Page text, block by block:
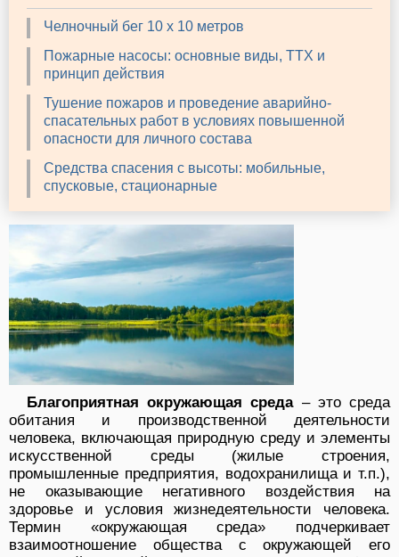
Челночный бег 10 х 10 метров
Пожарные насосы: основные виды, ТТХ и
принцип действия
Тушение пожаров и проведение аварийно-
спасательных работ в условиях повышенной
опасности для личного состава
Средства спасения с высоты: мобильные,
спусковые, стационарные
Благоприятная окружающая среда– это среда
обитания и производственной деятельности
человека, включающая природную среду и элементы
искусственной среды (жилые строения,
промышленные предприятия, водохранилища и т.п.),
не оказывающие негативного воздействия на
здоровье и условия жизнедеятельности человека.
Термин «окружающая среда» подчеркивает
взаимоотношение общества с окружающей его